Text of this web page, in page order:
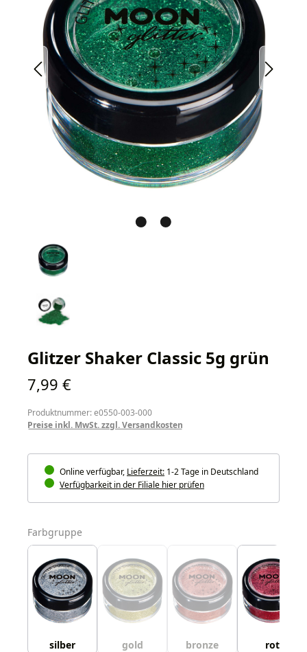
Glitzer Shaker Classic 5g grün
Regulärer Preis:
7,99 €
Produktnummer: e0550-003-000
Preise inkl. MwSt. zzgl. Versandkosten
Online verfügbar, Lieferzeit: 1-2 Tage in Deutschland
Verfügbarkeit in der Filiale hier prüfen
Farbgruppe
silber gold bronze rot